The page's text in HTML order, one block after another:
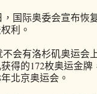
国际奥委会宣布恢
利。
会有洛杉矶奥运会
得的172枚奥运金
北京奥运会。